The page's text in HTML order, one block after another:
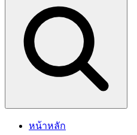
หน้าหลัก